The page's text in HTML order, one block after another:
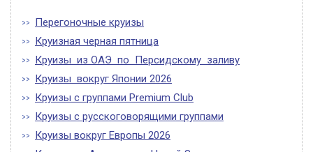
Перегоночные круизы
Круизная черная пятница
Круизы из ОАЭ по Персидскому заливу
Круизы вокруг Японии 2026
Круизы с группами Premium Club
Круизы с русскоговорящими группами
Круизы вокруг Европы 2026